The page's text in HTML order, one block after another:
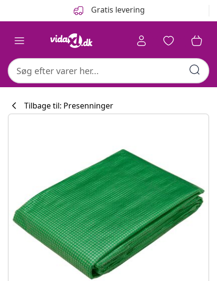
Gratis levering
#sharemevidaxl
Tilbage til: Presenninger